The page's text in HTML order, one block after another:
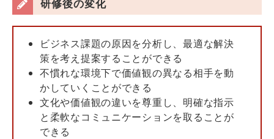
研修後の変化
ビジネス課題の原因を分析し、最適な解決
策を考え提案することができる
不慣れな環境下で価値観の異なる相手を動
かしていくことができる
文化や価値観の違いを尊重し、明確な指示
と柔軟なコミュニケーションを取ることが
できる